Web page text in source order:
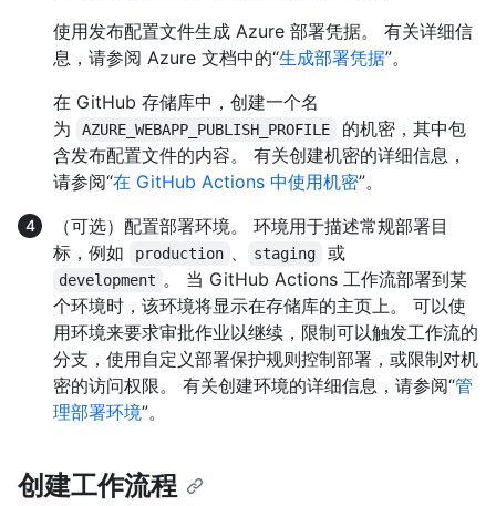
使用发布配置文件生成 Azure 部署凭据。 有关详细信
息，请参阅 Azure 文档中的“生成部署凭据”。
在 GitHub 存储库中，创建一个名
为
AZURE_WEBAPP_PUBLISH_PROFILE
的机密，其中包
含发布配置文件的内容。 有关创建机密的详细信息，
请参阅“在 GitHub Actions 中使用机密”。
（可选）配置部署环境。 环境用于描述常规部署目
标，例如
production 、 staging 或
development 。 当 GitHub Actions 工作流部署到某
个环境时，该环境将显示在存储库的主页上。 可以使
用环境来要求审批作业以继续，限制可以触发工作流的
分支，使用自定义部署保护规则控制部署，或限制对机
密的访问权限。 有关创建环境的详细信息，请参阅“管
理部署环境”。
创建工作流程